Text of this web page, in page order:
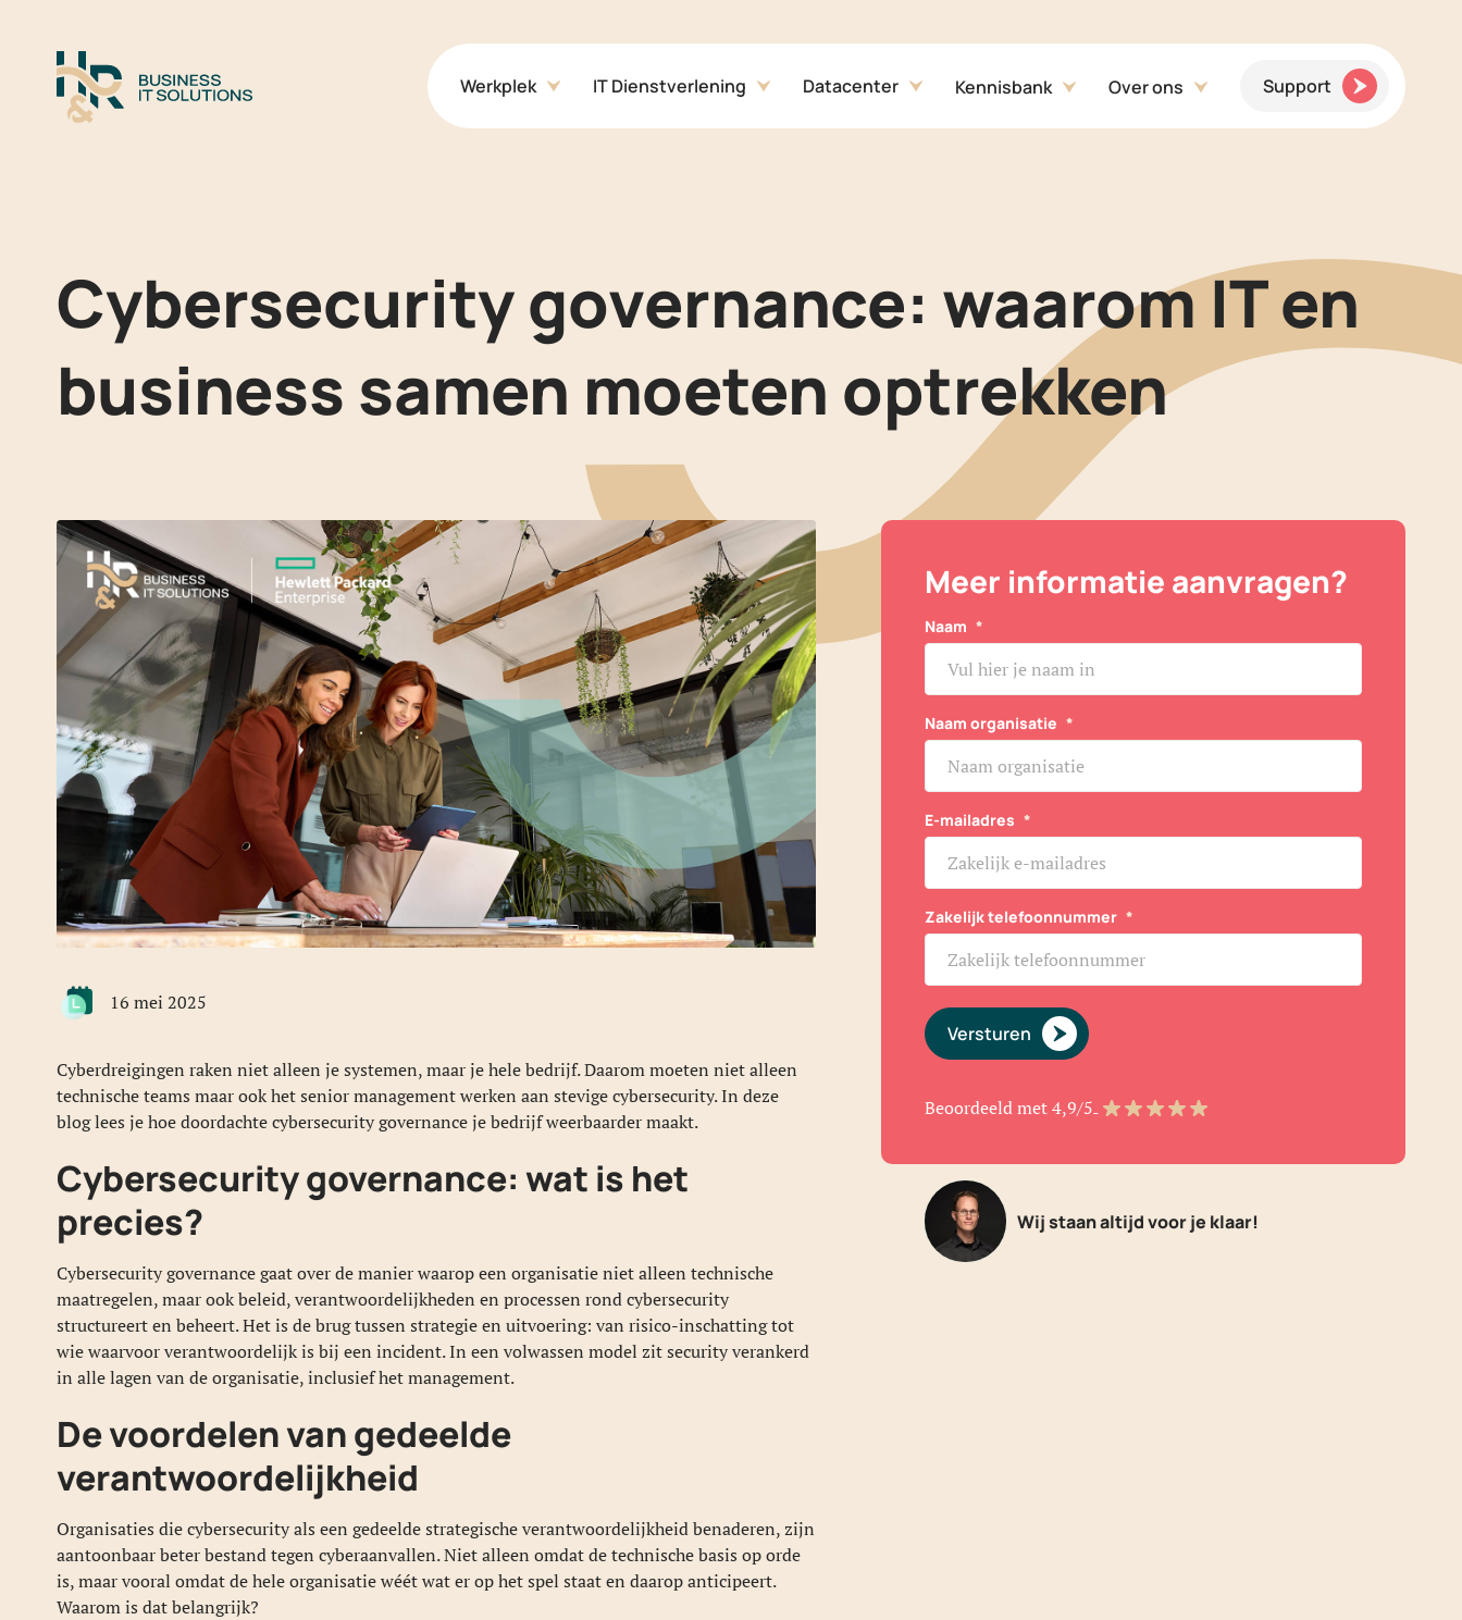
Logo H&R Business IT Solutions
Werkplek
IT Dienstverlening Datacenter Kennisbank Over ons Support
Cybersecurity governance: waarom IT en
business samen moeten optrekken
16 mei 2025
Cyberdreigingen raken niet alleen je systemen, maar je hele bedrijf. Daarom moeten niet alleen
technische teams maar ook het senior management werken aan stevige cybersecurity. In deze
blog lees je hoe doordachte cybersecurity governance je bedrijf weerbaarder maakt.
Cybersecurity governance: wat is het
precies?
Cybersecurity governance gaat over de manier waarop een organisatie niet alleen technische
maatregelen, maar ook beleid, verantwoordelijkheden en processen rond cybersecurity
structureert en beheert. Het is de brug tussen strategie en uitvoering: van risico-inschatting tot
wie waarvoor verantwoordelijk is bij een incident. In een volwassen model zit security verankerd
in alle lagen van de organisatie, inclusief het management.
De voordelen van gedeelde
verantwoordelijkheid
Organisaties die cybersecurity als een gedeelde strategische verantwoordelijkheid benaderen, zijn
aantoonbaar beter bestand tegen cyberaanvallen. Niet alleen omdat de technische basis op orde
is, maar vooral omdat de hele organisatie wéét wat er op het spel staat en daarop anticipeert.
Waarom is dat belangrijk?
Meer informatie aanvragen?
Naam *
Naam organisatie *
E-mailadres *
Zakelijk telefoonnummer *
Versturen
Beoordeeld met 4,9/5
Wij staan altijd voor je klaar!